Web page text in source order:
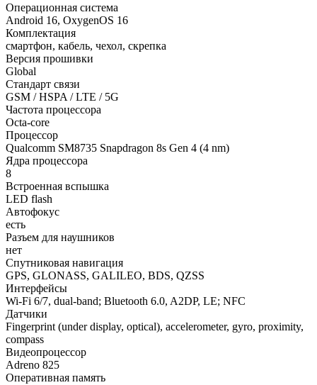
Операционная система
Android 16, OxygenOS 16
Комплектация
смартфон, кабель, чехол, скрепка
Версия прошивки
Global
Стандарт связи
GSM / HSPA / LTE / 5G
Частота процессора
Octa-core
Процессор
Qualcomm SM8735 Snapdragon 8s Gen 4 (4 nm)
Ядра процессора
8
Встроенная вспышка
LED flash
Автофокус
есть
Разъем для наушников
нет
Спутниковая навигация
GPS, GLONASS, GALILEO, BDS, QZSS
Интерфейсы
Wi-Fi 6/7, dual-band; Bluetooth 6.0, A2DP, LE; NFC
Датчики
Fingerprint (under display, optical), accelerometer, gyro, proximity,
compass
Видеопроцессор
Adreno 825
Оперативная память